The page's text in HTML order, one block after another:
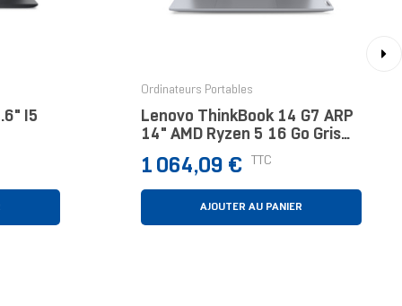
I5
Ordinateurs Portables
Lenovo ThinkBook 14 G7 ARP
14" AMD Ryzen 5 16 Go Gris
Prix
1 064,09 € TTC
AJOUTER AU PANIER